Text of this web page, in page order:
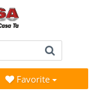
Favorite